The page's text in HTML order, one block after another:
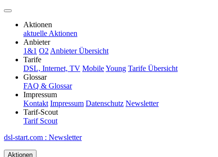
Aktionen
aktuelle Aktionen
Anbieter
1&1 O2 Anbieter Übersicht
Tarife
DSL, Internet, TV MobileYoung Tarife Übersicht
Glossar
FAQ & Glossar
Impressum
Kontakt Impressum Datenschutz Newsletter
Tarif-Scout
Tarif Scout
dsl-start.com : Newsletter
Aktionen